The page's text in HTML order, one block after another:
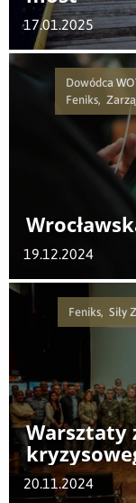
17.01.2025
Dowódca
Feniks,
19.12.2024
Feniks, Siły
Warsztaty
20.11.2024